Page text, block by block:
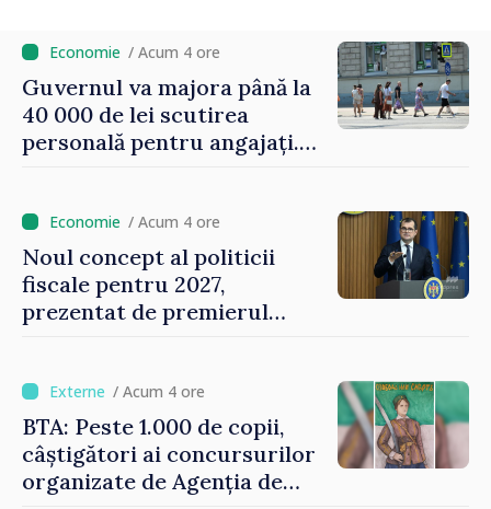
/ Acum 4 ore
Guvernul va majora până la
40 000 de lei scutirea
personală pentru angajați.
oamenilor”/ Acum 4 ore
Noul concept al politicii
fiscale pentru 2027,
prezentat de premierul
investițiile, taxăm viciile și
echilibrăm taxarea
consumului”
/ Acum 4 ore
BTA: Peste 1.000 de copii,
câștigători ai concursurilor
organizate de Agenția de